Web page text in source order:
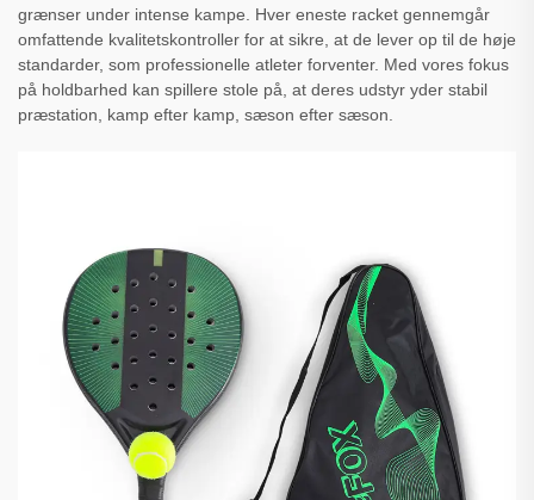
grænser under intense kampe. Hver eneste racket gennemgår
omfattende kvalitetskontroller for at sikre, at de lever op til de høje
standarder, som professionelle atleter forventer. Med vores fokus
på holdbarhed kan spillere stole på, at deres udstyr yder stabil
præstation, kamp efter kamp, sæson efter sæson.